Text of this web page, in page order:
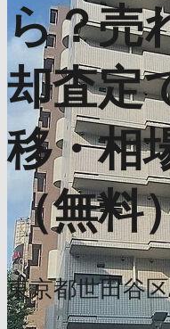
ら？売
却査定
移・相
（無料
東京都世田谷